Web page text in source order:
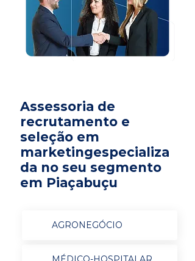
Assessoria de
recrutamento e
seleção em
marketingespecializa
da no seu segmento
em Piaçabuçu
AGRONEGÓCIO